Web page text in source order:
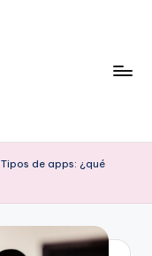
Tipos de apps: ¿qué